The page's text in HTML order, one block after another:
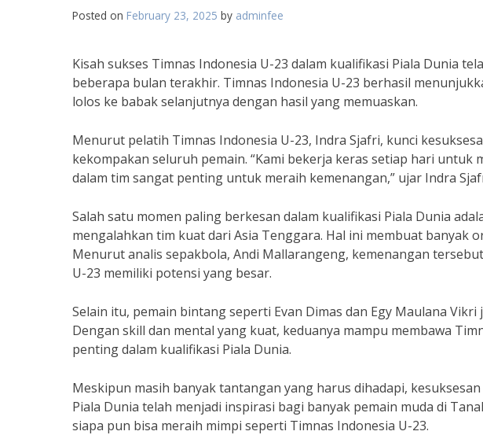
Posted on February 23, 2025 by adminfee
Kisah sukses Timnas Indonesia U-23 dalam kualifikasi Piala Dunia
beberapa bulan terakhir. Timnas Indonesia U-23 berhasil
lolos ke babak selanjutnya dengan hasil yang memuaskan.
Menurut pelatih Timnas Indonesia U-23, Indra Sjafri, kunci
kekompakan seluruh pemain. “Kami bekerja keras setiap hari untuk
dalam tim sangat penting untuk meraih kemenangan,” ujar Indra
Salah satu momen paling berkesan dalam kualifikasi Piala Dunia
mengalahkan tim kuat dari Asia Tenggara. Hal ini membuat banyak
Menurut analis sepakbola, Andi Mallarangeng, kemenangan
U-23 memiliki potensi yang besar.
Selain itu, pemain bintang seperti Evan Dimas dan Egy Maulana
Dengan skill dan mental yang kuat, keduanya mampu membawa
penting dalam kualifikasi Piala Dunia.
Meskipun masih banyak tantangan yang harus dihadapi,
Piala Dunia telah menjadi inspirasi bagi banyak pemain muda di
siapa pun bisa meraih mimpi seperti Timnas Indonesia U-23.